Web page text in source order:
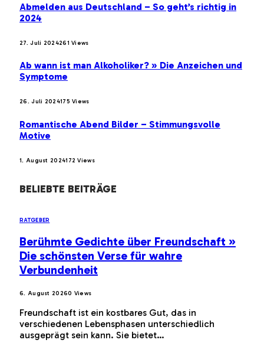
Abmelden aus Deutschland – So geht’s richtig in
2024
27. Juli 2024261Views
Ab wann ist man Alkoholiker? » Die Anzeichen und
Symptome
26. Juli 2024175Views
Romantische Abend Bilder – Stimmungsvolle
Motive
1. August 2024172Views
BELIEBTE BEITRÄGE
RATGEBER
Berühmte Gedichte über Freundschaft »
Die schönsten Verse für wahre
Verbundenheit
6. August 20260 Views
Freundschaft ist ein kostbares Gut, das in
verschiedenen Lebensphasen unterschiedlich
ausgeprägt sein kann. Sie bietet…